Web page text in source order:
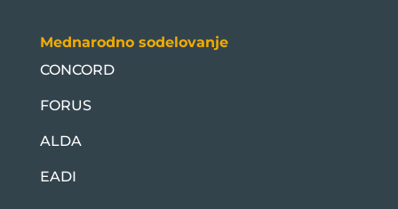
Mednarodno sodelovanje
CONCORD
FORUS
ALDA
EADI